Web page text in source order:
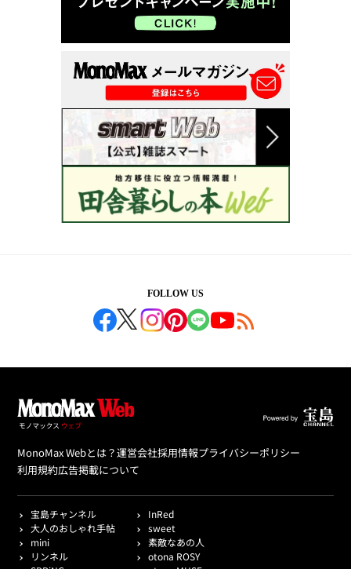
FOLLOW US
MonoMax Webとは？運営会社採用情報プライバシーポリシー
利用規約広告掲載について
宝島チャンネル
InRed
大人のおしゃれ手帖
sweet
mini
素敵なあの人
リンネル
otona ROSY